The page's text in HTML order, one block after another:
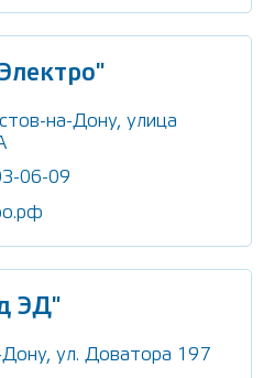
на-Дону, улица
06-09
ЭД"
Дону, ул. Доватора 197